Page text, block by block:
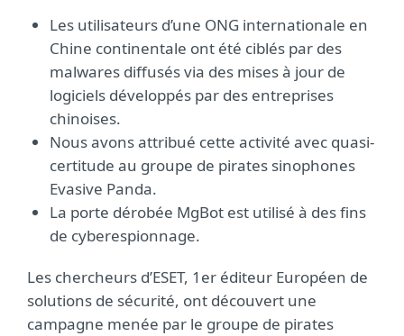
Les utilisateurs d’une ONG internationale en
Chine continentale ont été ciblés par des
malwares diffusés via des mises à jour de
logiciels développés par des entreprises
chinoises.
Nous avons attribué cette activité avec quasi-
certitude au groupe de pirates sinophones
Evasive Panda.
La porte dérobée MgBot est utilisé à des fins
de cyberespionnage.
Les chercheurs d’ESET, 1er éditeur Européen de
solutions de sécurité, ont découvert une
campagne menée par le groupe de pirates